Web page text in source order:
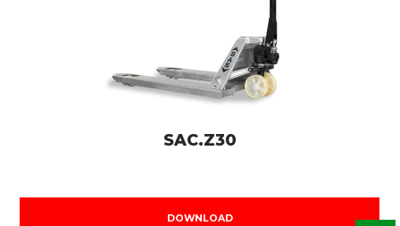
SAC.Z30
DOWNLOAD